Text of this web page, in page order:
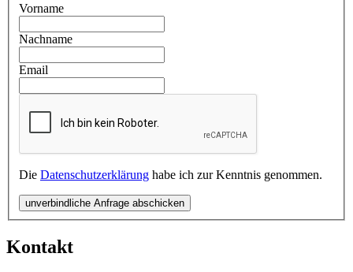
Vorname
Nachname
Email
Die Datenschutzerklärung habe ich zur Kenntnis genommen.
unverbindliche Anfrage abschicken
Kontakt